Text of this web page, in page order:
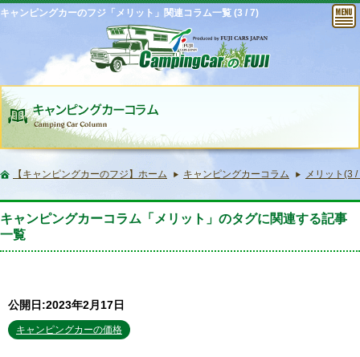
キャンピングカーのフジ「メリット」関連コラム一覧 (3 / 7)
【キャンピングカーのフジ】ホーム キャンピングカーコラム メリット(3 /
キャンピングカーコラム「メリット」のタグに関連する記事
一覧
公開日:2023年2月17日
キャンピングカーの価格